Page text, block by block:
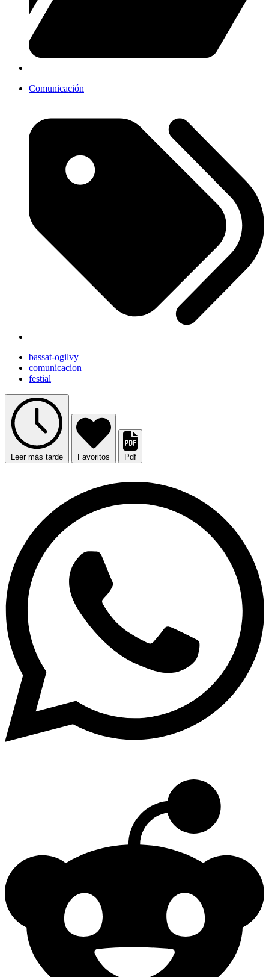
Comunicación
bassat-ogilvy
comunicacion
festial
Leer más tarde Favoritos Pdf